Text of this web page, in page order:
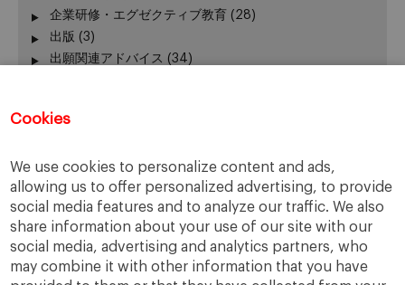
Cookies
We use cookies to personalize content and ads,
allowing us to offer personalized advertising, to provide
social media features and to analyze our traffic. We also
share information about your use of our site with our
social media, advertising and analytics partners, who
may combine it with other information that you have
企業研修・エグゼクティブ教育 (28)
出版 (3)
出願関連アドバイス (34)
卒業生向けイベント
在校生の活躍(42)
報道発表、レポート(24)
学長(24)
授業(130)
新型コロナウィルス (22)